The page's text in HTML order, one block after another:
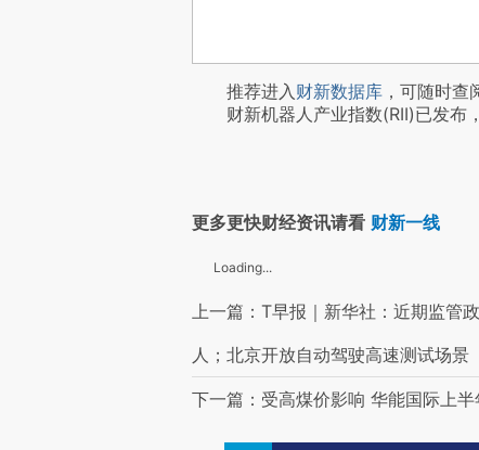
推荐进入财新数据库 ，可随时查
财新机器人产业指数(RII)已发布，
更多更快财经资讯请看 财新一线
Loading...
上一篇：T早报｜新华社：近期监管
人；北京开放自动驾驶高速测试场景
下一篇：受高煤价影响 华能国际上